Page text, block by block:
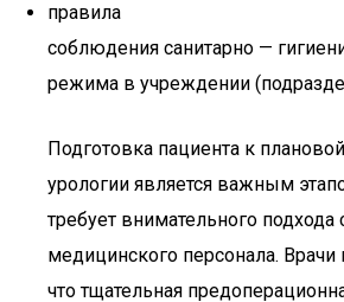
правила
соблюдения санитарно —
режима в учреждении
Подготовка пациента к
урологии является важным
требует внимательного подхода
медицинского персонала.
что тщательная